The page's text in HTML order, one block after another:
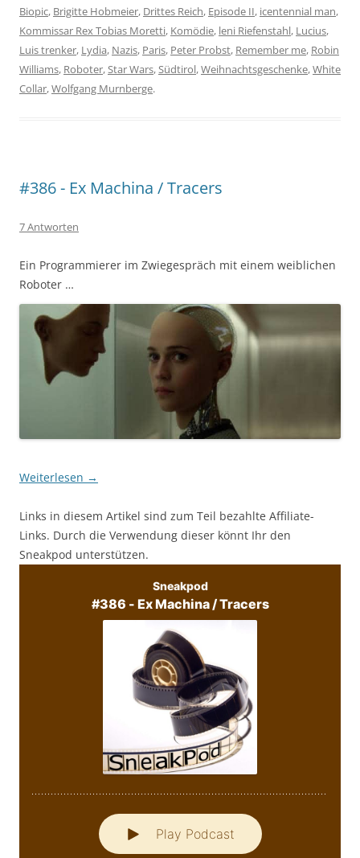
Biopic, Brigitte Hobmeier, Drittes Reich, Episode II, icentennial man,
Kommissar Rex Tobias Moretti, Komödie, leni Riefenstahl, Lucius,
Luis trenker, Lydia, Nazis, Paris, Peter Probst, Remember me, Robin
Williams, Roboter,Star Wars,Südtirol,Weihnachtsgeschenke,White
Collar,Wolfgang Murnberge.
#386 - Ex Machina / Tracers
7 Antworten
Ein Programmierer im Zwiegespräch mit einem weiblichen
Roboter …
Weiterlesen →
Links in diesem Artikel sind zum Teil bezahlte Affiliate-
Links. Durch die Verwendung dieser könnt Ihr den
Sneakpod unterstützen.